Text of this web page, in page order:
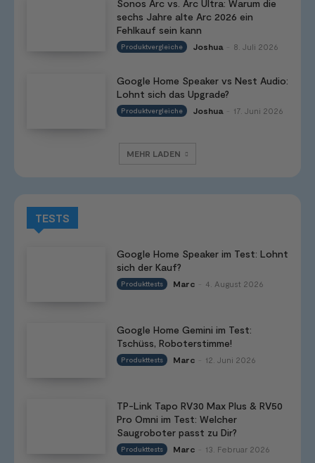
Sonos Arc vs. Arc Ultra: Warum die
sechs Jahre alte Arc 2026 ein
Fehlkauf sein kann
Produktvergleiche Joshua 8. Juli 2026
Google Home Speaker vs Nest Audio:
Lohnt sich das Upgrade?
Produktvergleiche Joshua 17. Juni 2026
MEHR LADEN
TESTS
Google Home Speaker im Test: Lohnt
sich der Kauf?
Produkttests Marc 4. August 2026
Google Home Gemini im Test:
Tschüss, Roboterstimme!
Produkttests Marc 12. Juni 2026
TP-Link Tapo RV30 Max Plus & RV50
Pro Omni im Test: Welcher
Saugroboter passt zu Dir?
Produkttests Marc 13. Februar 2026